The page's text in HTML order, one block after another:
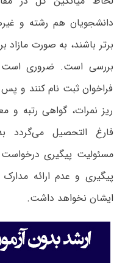
دانشجویان هم رشته و
برتر باشند، به صورت
بررسی است. ضروری است
فراخوان ثبت نام کنند و
ریز نمرات، گواهی رتبه و
فارغ التحصیل می‌گردد
مسئولیت پیگیری
پیگیری و عدم ارائه
ایشان نخواهد داشت.